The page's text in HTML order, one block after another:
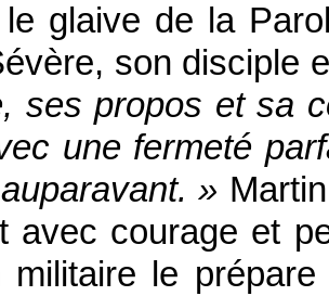
le glaive de la
son disciple
ses propos et sa
une fermeté
»
avec courage et
militaire le